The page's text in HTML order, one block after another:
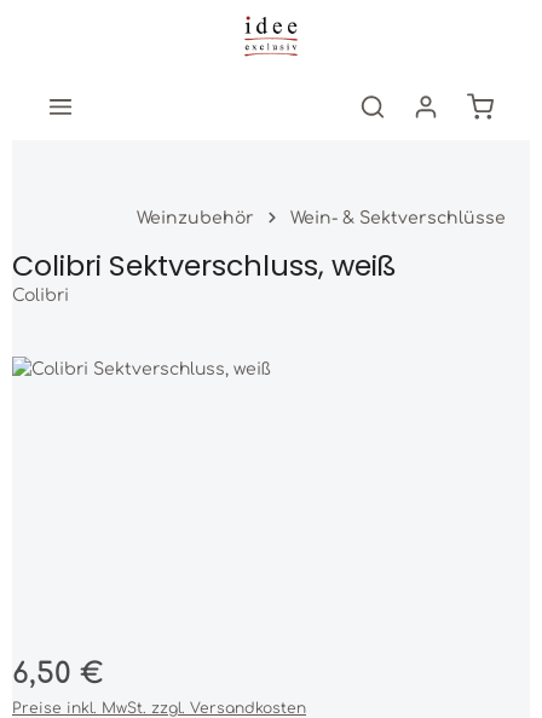
Zum Hauptinhalt springen
Weinzubehör Wein- & Sektverschlüsse
Colibri Sektverschluss, weiß
Colibri
Bildergalerie überspringen
Regulärer Preis:
6,50 €
Preise inkl. MwSt. zzgl. Versandkosten